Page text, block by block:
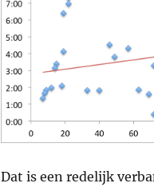
Dat is een redelijk